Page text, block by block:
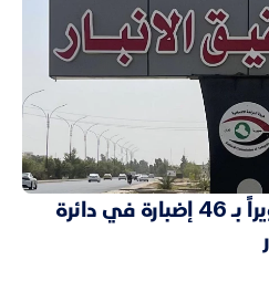
النزاهة تضبط تلاعباً وتزويراً بـ 46 إضبارة في دائرة